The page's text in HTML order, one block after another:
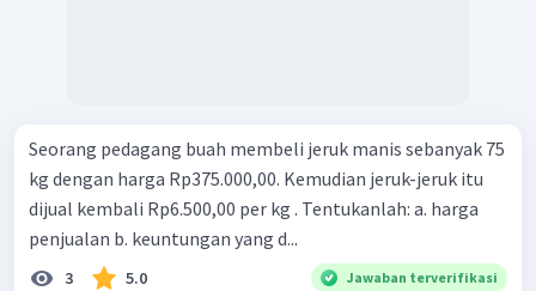
Seorang pedagang buah membeli jeruk manis sebanyak 75
kg dengan harga Rp375.000,00. Kemudian jeruk-jeruk itu
dijual kembali Rp6.500,00 per kg . Tentukanlah: a. harga
penjualan b. keuntungan yang d...
3 5.0 Jawaban terverifikasi